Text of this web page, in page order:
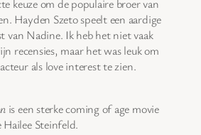
keuze om de populaire broer van
Hayden Szeto speelt een aardige
van Nadine. Ik heb het niet vaak
recensies, maar het was leuk om
als love interest te zien.
is een sterke coming of age movie
Steinfeld.